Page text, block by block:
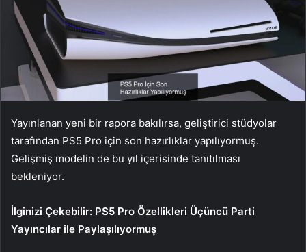
Yayınlanan yeni bir rapora bakılırsa, geliştirici stüdyolar
tarafından PS5 Pro için son hazırlıklar yapılıyormuş.
Gelişmiş modelin de bu yıl içerisinde tanıtılması
bekleniyor.
İlginizi Çekebilir: PS5 Pro Özellikleri Üçüncü Parti
Yayıncılar ile Paylaşılıyormuş